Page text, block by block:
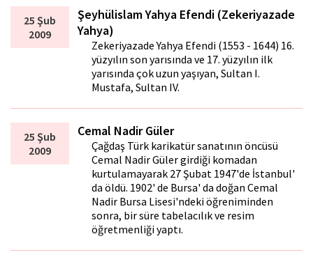
25 Şub
2009
Şeyhülislam Yahya Efendi (Zekeriyazade
Yahya)
Zekeriyazade Yahya Efendi (1553 - 1644) 16.
yüzyılın son yarısında ve 17. yüzyılın ilk
yarısında çok uzun yaşıyan, Sultan I.
Mustafa, Sultan IV.
25 Şub
2009
Cemal Nadir Güler
Çağdaş Türk karikatür sanatının öncüsü
Cemal Nadir Güler girdiği komadan
kurtulamayarak 27 Şubat 1947'de İstanbul'
da öldü. 1902' de Bursa' da doğan Cemal
Nadir Bursa Lisesi'ndeki öğreniminden
sonra, bir süre tabelacılık ve resim
öğretmenliği yaptı.